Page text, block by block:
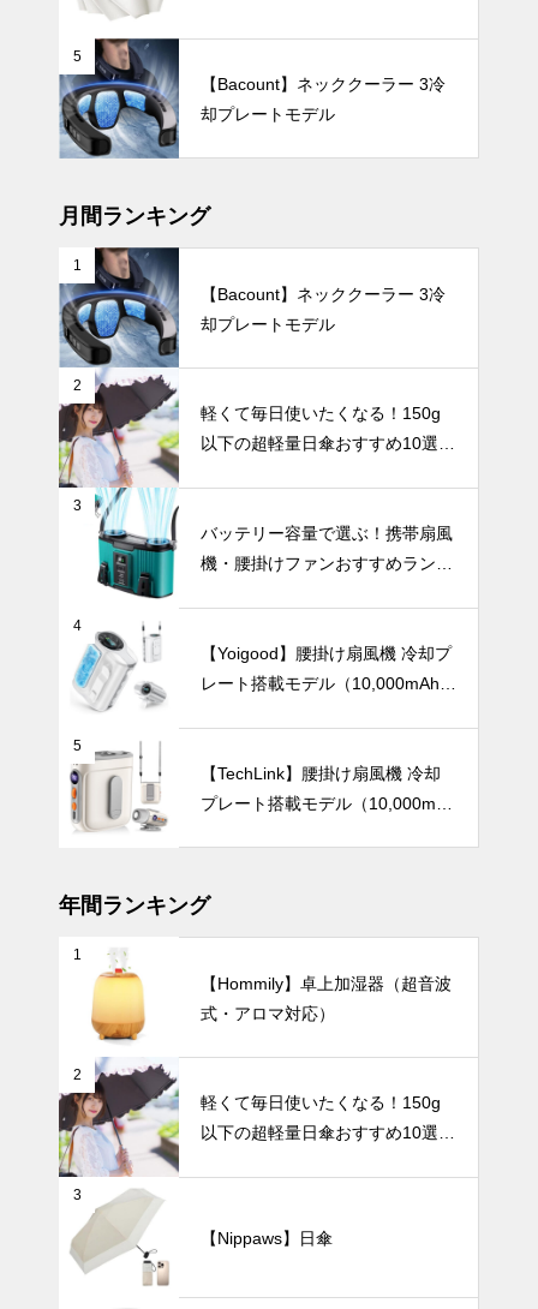
UV対策も華
やかに楽しも
う！フェミニ
ンで上品な日
暑さ対策
2024年おす
すめ携帯扇風
機ベスト5。
デザイン性・
機能性・使い
やすさで選
ぶ、人気モデ
ルを徹底比
暑さ対策
【2025年最
間以上使える
ィファンおす
バッテリー容
量で選ぶ！携
帯扇風機・腰
掛けファンお
【2026年最
UV・雨対策
バッグにすっ
きり収納！持
ち運びに便利
な折りたたみ
日傘おすすめ
6選｜軽量・
自動開閉・お
しゃれデザイ
ンで毎日快適
UV・雨対策
バッグに入れ
ても邪魔にな
らない！超軽
量の日傘おす
インテリア小物
5
【Bacount】ネッククーラー 3冷
却プレートモデル
月間ランキング
1
【Bacount】ネッククーラー 3冷
却プレートモデル
2
軽くて毎日使いたくなる！150g
以下の超軽量日傘おすすめ10選
3
バッテリー容量で選ぶ！携帯扇風
機・腰掛けファンおすすめランキ
4
【Yoigood】腰掛け扇風機 冷却プ
レート搭載モデル（10,000mAh・
5
【TechLink】腰掛け扇風機 冷却
プレート搭載モデル（10,000mA
年間ランキング
1
【Hommily】卓上加湿器（超音波
式・アロマ対応）
2
軽くて毎日使いたくなる！150g
以下の超軽量日傘おすすめ10選
3
【Nippaws】日傘